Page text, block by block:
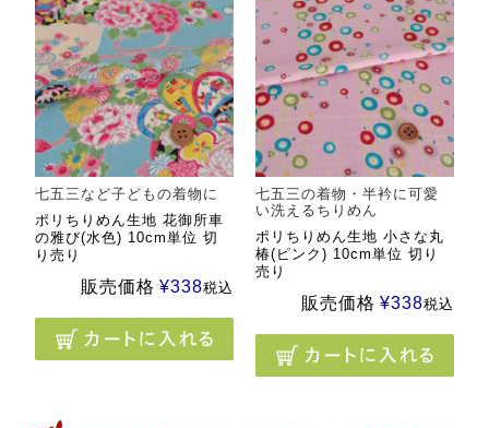
七五三など子どもの着物に
ポリちりめん生地 花御所車
の雅び(水色) 10cm単位 切
り売り
販売価格 ¥338税込
七五三の着物・半衿に可愛
い洗えるちりめん
ポリちりめん生地 小さな丸
椿(ピンク) 10cm単位 切り
売り
販売価格 ¥338税込